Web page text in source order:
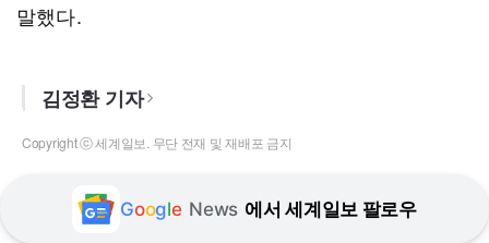
말했다.
김정환 기자
Copyright ⓒ 세계일보. 무단 전재 및 재배포 금지
Google News 에서 세계일보 팔로우